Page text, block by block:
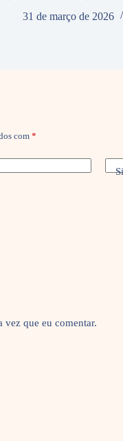
31 de março de 2026
com *
vez que eu comentar.